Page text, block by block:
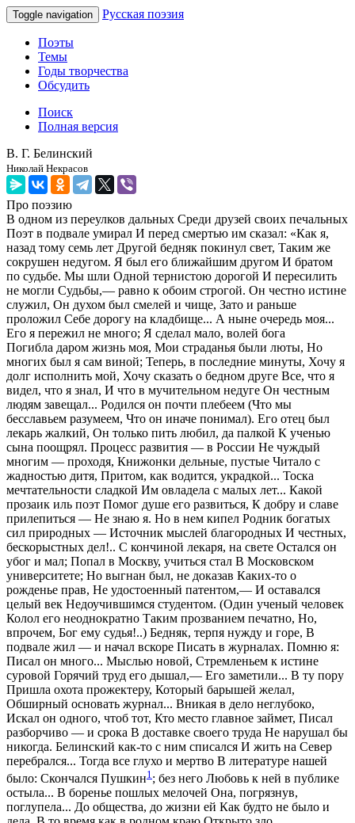
Toggle navigation Русская поэзия
Поэты
Темы
Годы творчества
Обсудить
Поиск
Полная версия
В. Г. Белинский
Николай Некрасов
Про поэзию
В одном из переулков дальных Среди друзей своих печальных
Поэт в подвале умирал И перед смертью им сказал: «Как я,
назад тому семь лет Другой бедняк покинул свет, Таким же
сокрушен недугом. Я был его ближайшим другом И братом
по судьбе. Мы шли Одной тернистою дорогой И пересилить
не могли Судьбы,— равно к обоим строгой. Он честно истине
служил, Он духом был смелей и чище, Зато и раньше
проложил Себе дорогу на кладбище... А ныне очередь моя...
Его я пережил не много; Я сделал мало, волей бога
Погибла даром жизнь моя, Мои страданья были люты, Но
многих был я сам виной; Теперь, в последние минуты, Хочу я
долг исполнить мой, Хочу сказать о бедном друге Все, что я
видел, что я знал, И что в мучительном недуге Он честным
людям завещал... Родился он почти плебеем (Что мы
бесславьем разумеем, Что он иначе понимал). Его отец был
лекарь жалкий, Он только пить любил, да палкой К ученью
сына поощрял. Процесс развития — в России Не чуждый
многим — проходя, Книжонки дельные, пустые Читало с
жадностью дитя, Притом, как водится, украдкой... Тоска
мечтательности сладкой Им овладела с малых лет... Какой
прозаик иль поэт Помог душе его развиться, К добру и славе
прилепиться — Не знаю я. Но в нем кипел Родник богатых
сил природных — Источник мыслей благородных И честных,
бескорыстных дел!.. С кончиной лекаря, на свете Остался он
убог и мал; Попал в Москву, учиться стал В Московском
университете; Но выгнан был, не доказав Каких-то о
рожденье прав, Не удостоенный патентом,— И оставался
целый век Недоучившимся студентом. (Один ученый человек
Колол его неоднократно Таким прозванием печатно, Но,
впрочем, Бог ему судья!..) Бедняк, терпя нужду и горе, В
подвале жил — и начал вскоре Писать в журналах. Помню я:
Писал он много... Мыслью новой, Стремленьем к истине
суровой Горячий труд его дышал,— Его заметили... В ту пору
Пришла охота прожектеру, Который барышей желал,
Обширный основать журнал... Вникая в дело неглубоко,
Искал он одного, чтоб тот, Кто место главное займет, Писал
разборчиво — и срока В доставке своего труда Не нарушал бы
никогда. Белинский как-то с ним списался И жить на Север
перебрался... Тогда все глухо и мертво В литературе нашей
было: Скончался Пушкин1; без него Любовь к ней в публике
остыла... В боренье пошлых мелочей Она, погрязнув,
поглупела... До общества, до жизни ей Как будто не было и